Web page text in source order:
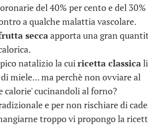
del 40% per cento e del
a qualche malattia vascolare.
seccaapporta una gran
natalizio la cuiricetta classicali
miele... ma perchè non ovviare al
calorie' cucinandoli al forno?
e per non rischiare di
troppo vi propongo la